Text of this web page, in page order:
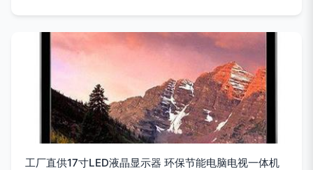
工厂直供17寸LED液晶显示器 环保节能电脑电视一体机